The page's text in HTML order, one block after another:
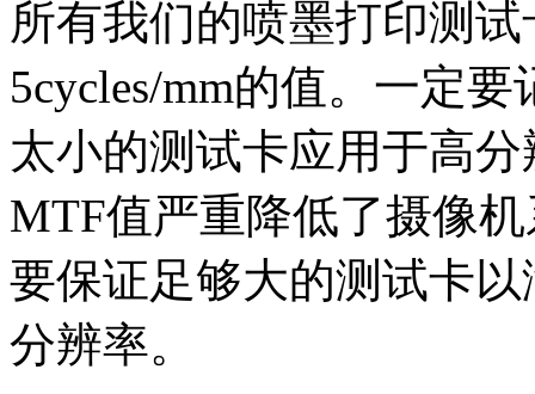
所有我们的喷墨打印测
5cycles/mm的值。一定要
太小的测试卡应用于高
MTF值严重降低了摄像
要保证足够大的测试卡
分辨率。